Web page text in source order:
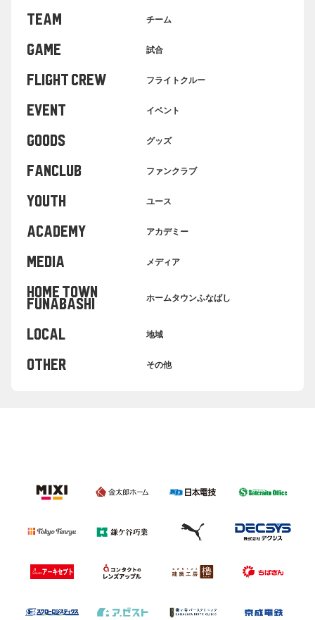
TEAM チーム
GAME 試合
FLIGHT CREW フライトクルー
EVENT イベント
GOODS グッズ
FANCLUB ファンクラブ
YOUTH ユース
ACADEMY アカデミー
MEDIA メディア
HOME TOWN
FUNABASHI ホームタウンふなばし
LOCAL 地域
OTHER その他